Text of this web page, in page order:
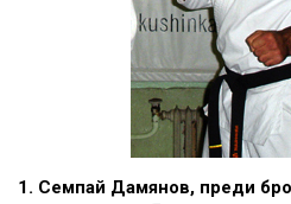
1. Семпай Дамянов, преди